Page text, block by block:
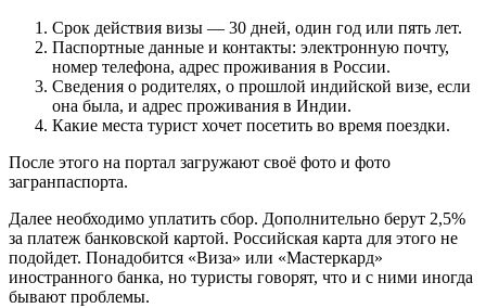
Срок действия визы — 30 дней, один год или пять лет.
Паспортные данные и контакты: электронную почту,
номер телефона, адрес проживания в России.
Сведения о родителях, о прошлой индийской визе, если
она была, и адрес проживания в Индии.
Какие места турист хочет посетить во время поездки.
После этого на портал загружают своё фото и фото
загранпаспорта.
Далее необходимо уплатить сбор. Дополнительно берут 2,5%
за платеж банковской картой. Российская карта для этого не
подойдет. Понадобится «Виза» или «Мастеркард»
иностранного банка, но туристы говорят, что и с ними иногда
бывают проблемы.